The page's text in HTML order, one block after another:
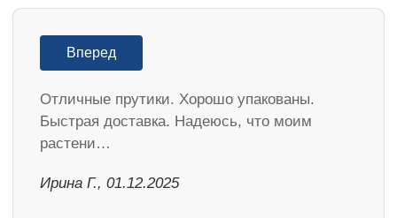
Вперед
Отличные прутики. Хорошо упакованы.
Быстрая доставка. Надеюсь, что моим
растени…
Ирина Г., 01.12.2025